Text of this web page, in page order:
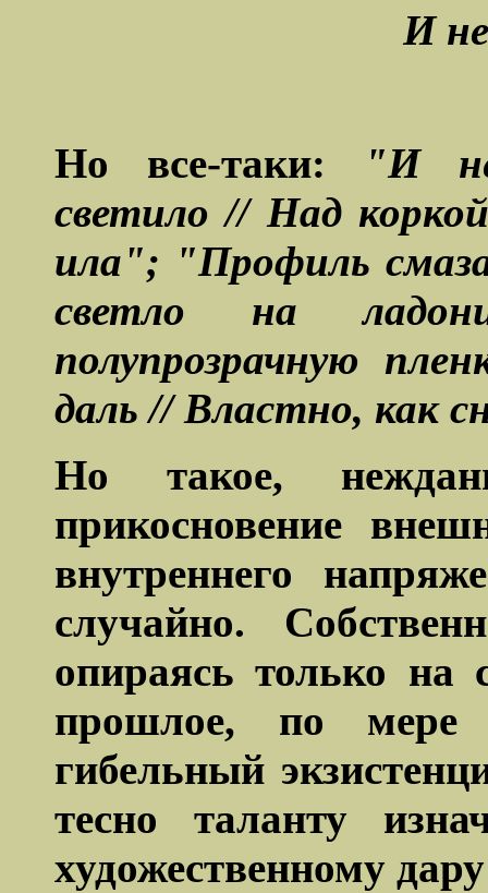
И
Но все-таки:
"И
светило // Над
ила"; "Профиль
светло на
полупрозрачную
даль // Властно, как
Но такое,
прикосновение
внутреннего
случайно.
опираясь только на
прошлое, по мере
гибельный
тесно таланту
художественному